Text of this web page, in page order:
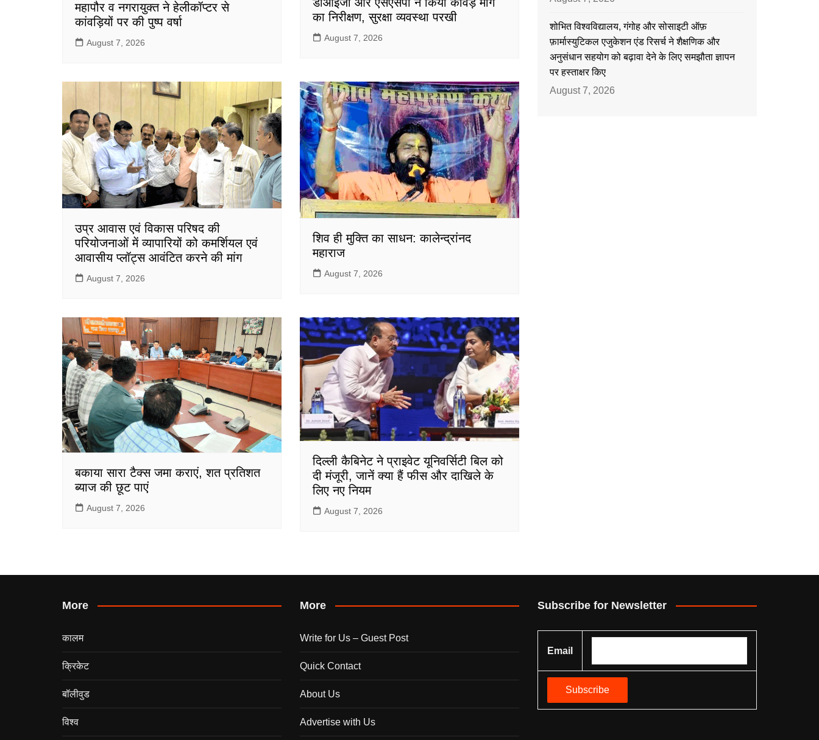
महापौर व नगरायुक्त ने हेलीकॉप्टर से
कांवड़ियों पर की पुष्प वर्षा
August 7, 2026
का निरीक्षण, सुरक्षा व्यवस्था परखी
August 7, 2026
उप्र आवास एवं विकास परिषद की
परियोजनाओं में व्यापारियों को कमर्शियल एवं
आवासीय प्लॉट्स आवंटित करने की मांग
August 7, 2026
शिव ही मुक्ति का साधन: कालेन्द्रांनद
महाराज
August 7, 2026
बकाया सारा टैक्स जमा कराएं, शत प्रतिशत
ब्याज की छूट पाएं
August 7, 2026
दिल्ली कैबिनेट ने प्राइवेट यूनिवर्सिटी बिल को
दी मंजूरी, जानें क्या हैं फीस और दाखिले के
लिए नए नियम
August 7, 2026
शोभित विश्वविद्यालय, गंगोह और सोसाइटी ऑफ़
फ़ार्मास्युटिकल एजुकेशन एंड रिसर्च ने शैक्षणिक और
अनुसंधान सहयोग को बढ़ावा देने के लिए समझौता ज्ञापन
पर हस्ताक्षर किए
August 7, 2026
More
कालम
क्रिकेट
बॉलीवुड
विश्व
More
Write for Us – Guest Post
Quick Contact
About Us
Advertise with Us
Subscribe for Newsletter
Email